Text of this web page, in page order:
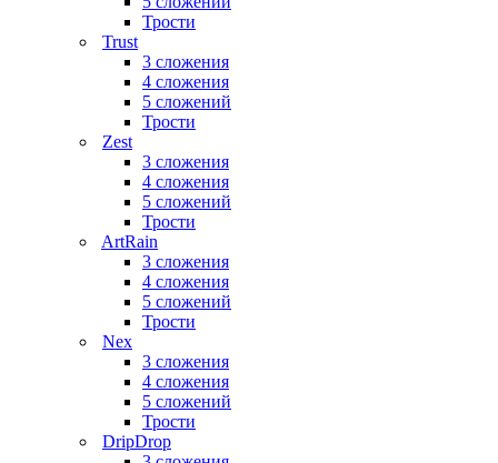
Трости
Trust
3 сложения
4 сложения
5 сложений
Трости
Zest
3 сложения
4 сложения
5 сложений
Трости
ArtRain
3 сложения
4 сложения
5 сложений
Трости
Nex
3 сложения
4 сложения
5 сложений
Трости
DripDrop